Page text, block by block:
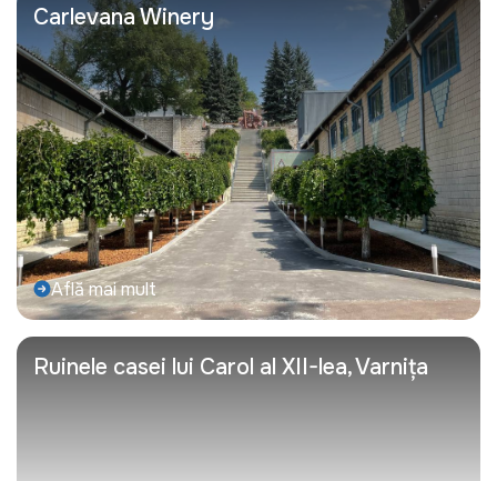
Carlevana Winery
Află mai mult
Ruinele casei lui Carol al XII-lea, Varnița